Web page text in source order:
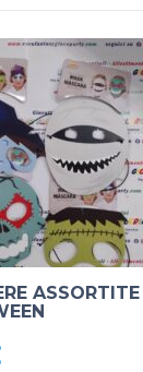
ASSORTITE